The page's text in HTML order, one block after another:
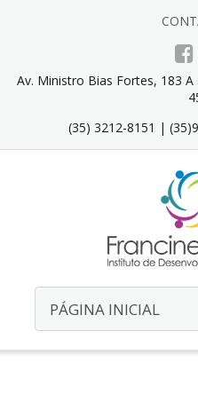
Av. Ministro Bias Fortes, 183
(35) 3212-8151 |